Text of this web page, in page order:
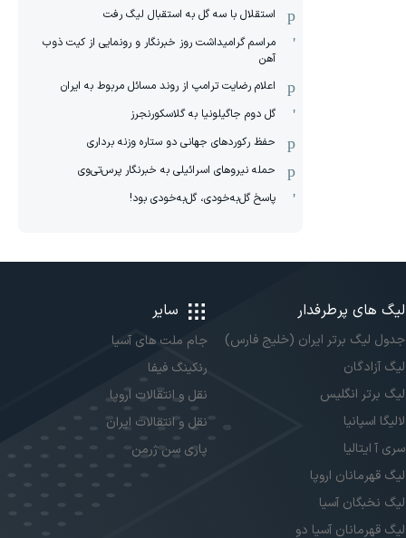
استقلال با سه گل به استقبال لیگ رفت
مراسم گرامیداشت روز خبرنگار و رونمایی از کیت ذوب
آهن
اعلام رضایت ترامپ از روند مسائل مربوط به ایران
گل دوم جاگیلونیا به گلاسکورنجرز
حفظ رکوردهای جهانی دو ستاره وزنه برداری
حمله نیروهای اسرائیلی به خبرنگار پرس‌تی‌وی
پاسخ گل‌به‌خودی، گل‌به‌خودی بود!
لیگ های پرطرفدار
جدول لیگ برتر ایران (خلیج فارس)
لیگ آزادگان
لیگ برتر انگلیس
لالیگا اسپانیا
سری آ ایتالیا
لیگ قهرمانان اروپا
لیگ نخبگان آسیا
لیگ قهرمانان آسیا دو
سایر
جام ملت های آسیا
رنکینگ فیفا
نقل و انتقالات اروپا
نقل و انتقالات ایران
پاری سن ژرمن